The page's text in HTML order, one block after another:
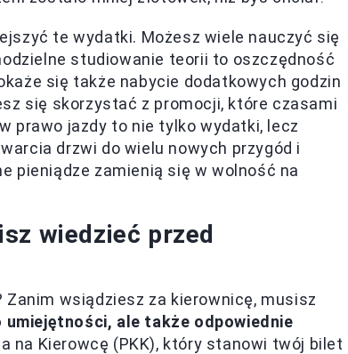
te wydatki. Możesz wiele nauczyć się
studiowanie teorii to oszczędność
się także nabycie dodatkowych godzin
się skorzystać z promocji, które czasami
prawo jazdy to nie tylko wydatki, lecz
drzwi do wielu nowych przygód i
pieniądze zamienią się w wolność na
wiedzieć przed
wsiądziesz za kierownicę, musisz
umiejętności, ale także odpowiednie
na Kierowcę (PKK), który stanowi twój bilet